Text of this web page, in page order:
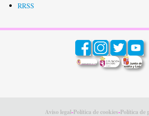
RRSS
Aviso legal-Política de cookies-Política de